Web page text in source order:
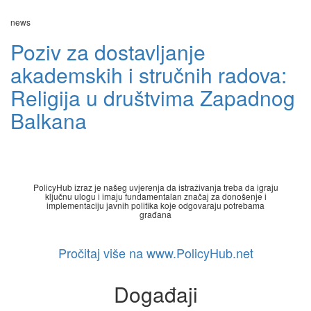
news
Poziv za dostavljanje
akademskih i stručnih radova:
Religija u društvima Zapadnog
Balkana
PolicyHub izraz je našeg uvjerenja da istraživanja treba da igraju
ključnu ulogu i imaju fundamentalan značaj za donošenje i
implementaciju javnih politika koje odgovaraju potrebama
građana
Pročitaj više na www.PolicyHub.net
Događaji